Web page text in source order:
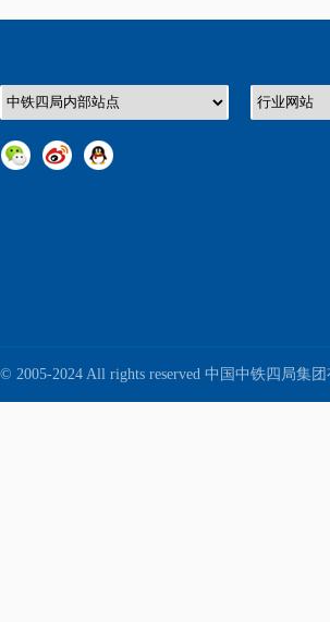
© 2005-2024 All rights reserved 中国中铁四局集